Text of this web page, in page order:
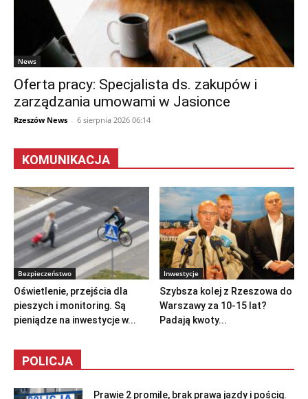
News
Oferta pracy: Specjalista ds. zakupów i
zarządzania umowami w Jasionce
Rzeszów News - 6 sierpnia 2026 06:14
KOMUNIKACJA
Bezpieczeństwo
Oświetlenie, przejścia dla
pieszych i monitoring. Są
pieniądze na inwestycje w...
Inwestycje
Szybsza kolej z Rzeszowa do
Warszawy za 10-15 lat?
Padają kwoty...
POLICJA
Prawie 2 promile, brak prawa jazdy i pościg.